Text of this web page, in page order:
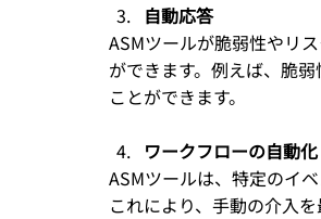
自動応答
ASMツールが脆弱性やリ
ができます。例えば、脆
ことができます。
ワークフローの自動化
ASMツールは、特定のイ
これにより、手動の介入